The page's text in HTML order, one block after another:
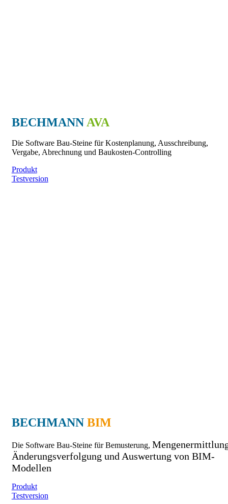
BECHMANN AVA
Die Software Bau-Steine für Kostenplanung, Ausschreibung,
Vergabe, Abrechnung und Baukosten-Controlling
Produkt
Testversion
BECHMANN BIM
Die Software Bau-Steine für Bemusterung,
Änderungsverfolgung und Auswertung von BIM-
Modellen
Produkt
Testversion